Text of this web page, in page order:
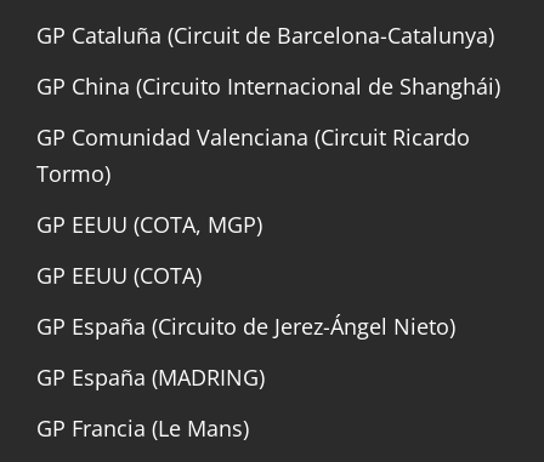
GP Cataluña (Circuit de Barcelona-Catalunya)
GP China (Circuito Internacional de Shanghái)
GP Comunidad Valenciana (Circuit Ricardo
Tormo)
GP EEUU (COTA, MGP)
GP EEUU (COTA)
GP España (Circuito de Jerez-Ángel Nieto)
GP España (MADRING)
GP Francia (Le Mans)